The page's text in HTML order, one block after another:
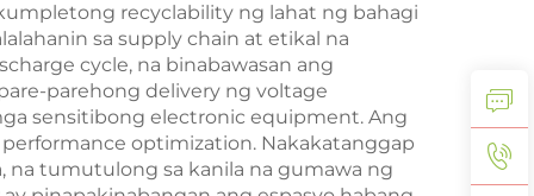
recyclability ng lahat ng bahagi
sa supply chain at etikal na
cycle, na binabawasan ang
parehong delivery ng voltage
sensitibong electronic equipment. Ang
optimization. Nakakatanggap
tumutulong sa kanila na gumawa ng